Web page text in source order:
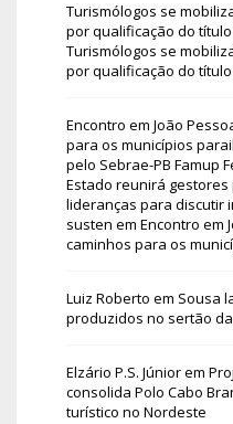
Turismólogos se
por qualificação do
Turismólogos se
por qualificação do
Encontro em João
para os municípios
pelo Sebrae-PB Famup
Estado reunirá
lideranças para discutir
susten em Encontro em
caminhos para os
Luiz Roberto em Sousa
produzidos no sertão
Elzário P.S. Júniorem
consolida Polo Cabo
turístico no Nordeste